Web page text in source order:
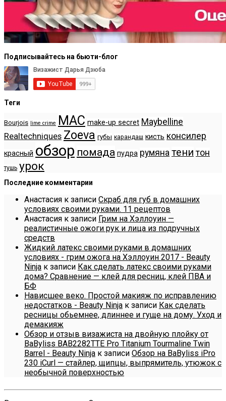
Подписывайтесь на бьюти-блог
Теги
Bourjois lime crime MAC make-up secret Maybelline
Realtechniques Zoeva губы карандаш кисть консилер
красный обзор помада пудра румяна тени тон
тушь урок
Последние комментарии
Анастасия к записи Скраб для губ в домашних
условиях своими руками. 11 рецептов
Анастасия к записи Грим на Хэллоуин —
реалистичные ожоги рук и лица из подручных
средств
Жидкий латекс своими руками в домашних
условиях - грим ожога на Хэллоуин 2017 - Beauty
Ninja к записи Как сделать латекс своими руками
дома? Сравнение — клей для ресниц, клей ПВА и
БФ
Нависшее веко. Простой макияж по исправлению
недостатков - Beauty Ninja к записи Как сделать
ресницы обьемнее, длиннее и гуще на дому. Уход и
демакияж
Обзор и отзыв визажиста на двойную плойку от
BaByliss BAB2282TTE Pro Titanium Tourmaline Twin
Barrel - Beauty Ninja к записи Обзор на BaByliss iPro
230 iCurl — стайлер, щипцы, выпрямитель, утюжок с
необычной поверхностью